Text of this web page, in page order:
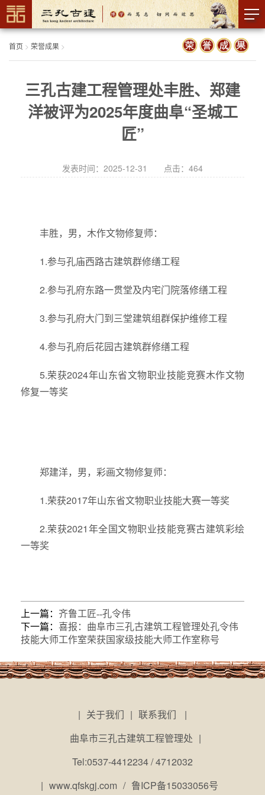
首页 > 荣誉成果 >
三孔古建工程管理处丰胜、郑建
洋被评为2025年度曲阜“圣城工
匠”
发表时间：2025-12-31 点击： 464
丰胜，男，木作文物修复师：
1.参与孔庙西路古建筑群修缮工程
2.参与孔府东路一贯堂及内宅门院落修缮工程
3.参与孔府大门到三堂建筑组群保护维修工程
4.参与孔府后花园古建筑群修缮工程
5.荣获2024年山东省文物职业技能竞赛木作文物
修复一等奖
郑建洋，男，彩画文物修复师：
1.荣获2017年山东省文物职业技能大赛一等奖
2.荣获2021年全国文物职业技能竞赛古建筑彩绘
一等奖
上一篇： 齐鲁工匠--孔令伟
下一篇： 喜报：曲阜市三孔古建筑工程管理处孔令伟
技能大师工作室荣获国家级技能大师工作室称号
| 关于我们 | 联系我们
|
曲阜市三孔古建筑工程管理处 |
Tel:0537-4412234 / 4712032
| www.qfskgj.com / 鲁ICP备15033056号